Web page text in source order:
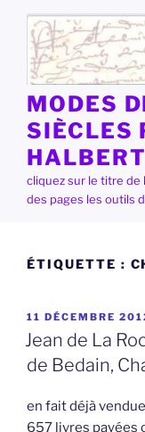
contenu
principal
MODES
SIÈCLES
HALBERT
cliquez sur le titre de
des pages les outils
ÉTIQUETTE :
PUBLIÉ
LE
11 DÉCEMBRE
Jean de La
de Bedain,
en fait déjà
657 livres payées